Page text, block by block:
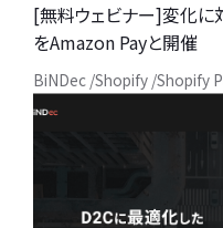
[無料ウェビナー]変化に
をAmazon Payと開催
BiNDec Shopify Shopify